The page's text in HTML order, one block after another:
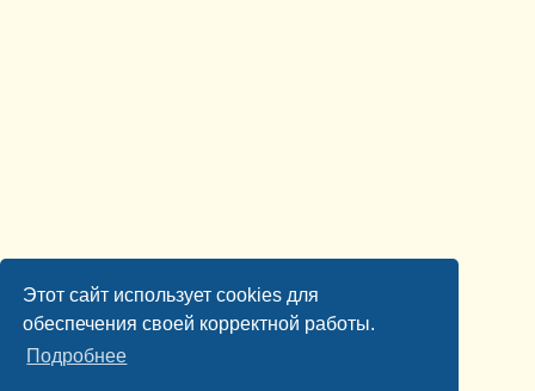
Этот сайт использует cookies для
обеспечения своей корректной работы.
Подробнее